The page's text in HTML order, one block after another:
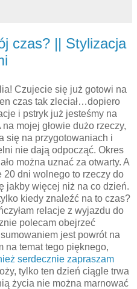
czas? || Stylizacja
Czujecie się już gotowi na
czas tak zleciał…dopiero
i pstryk już jesteśmy na
mojej głowie dużo rzeczy,
się na przygotowaniach i
nie dają odpocząć. Okres
można uznać za otwarty. A
20 dni wolnego to rzeczy do
jakby więcej niż na co dzień.
kiedy znaleźć na to czas?
relacje z wyjazdu do
polecam obejrzeć
jest powrót na
na temat tego pięknego,
serdecznie zapraszam
tylko ten dzień ciągle trwa
życia nie można marnować